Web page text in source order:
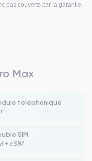
pas couverts par la garantie.
Max
téléphonique
SIM
+ eSIM